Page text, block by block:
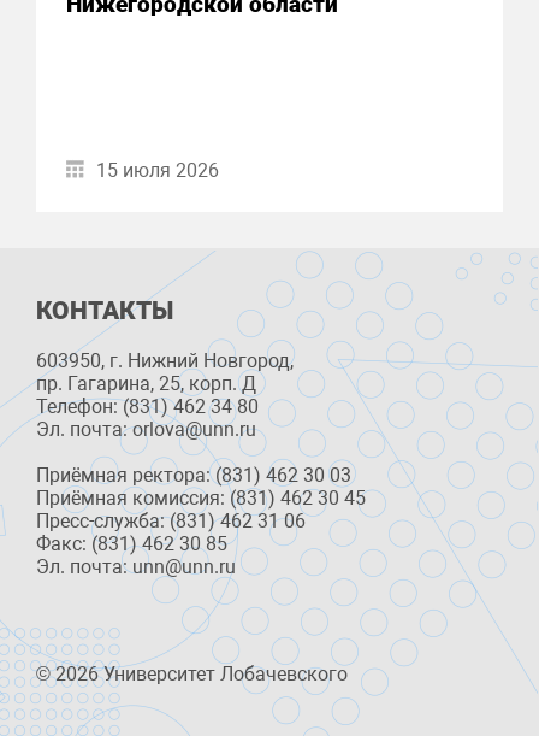
15 июля 2026
КОНТАКТЫ
603950, г. Нижний Новгород,
пр. Гагарина, 25, корп. Д
Телефон: (831) 462 34 80
Эл. почта: orlova@unn.ru
Приёмная ректора: (831) 462 30 03
Приёмная комиссия: (831) 462 30 45
Пресс-служба: (831) 462 31 06
Факс: (831) 462 30 85
Эл. почта: unn@unn.ru
© 2026 Университет Лобачевского